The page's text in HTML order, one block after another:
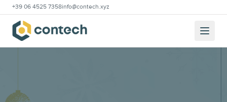
+39 06 4525 7358info@contech.xyz